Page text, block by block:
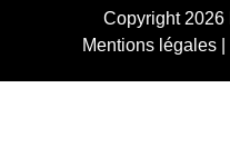
Copyright 2026
Mentions légales|